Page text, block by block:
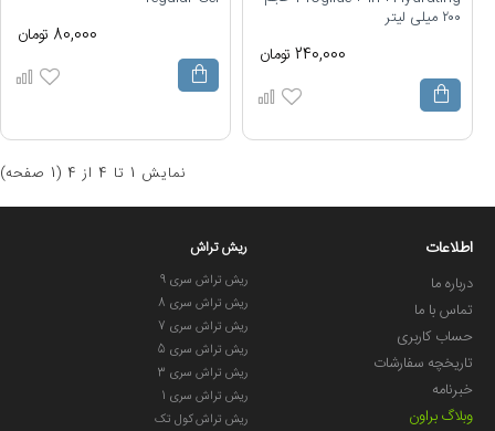
۲۰۰ میلی لیتر
240,000 تومان
80,000 تومان
نمايش 1 تا 4 از 4 (1 صفحه)
اطلاعات
درباره ما
تماس با ما
حساب کاربری
تاریخچه سفارشات
خبرنامه
وبلاگ براون
ریش تراش
ریش تراش سری 9
ریش تراش سری 8
ریش تراش سری 7
ریش تراش سری 5
ریش تراش سری 3
ریش تراش سری 1
ریش تراش کول تک